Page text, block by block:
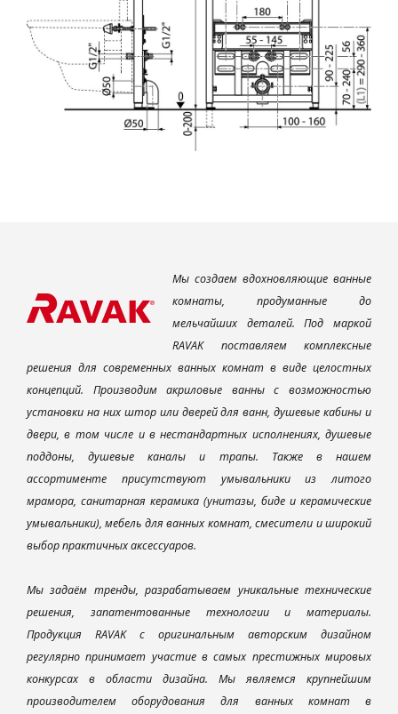
Мы создаем вдохновляющие ванные
комнаты, продуманные до
мельчайших деталей. Под маркой
RAVAK поставляем комплексные
решения для современных ванных комнат в виде целостных
концепций. Производим акриловые ванны с возможностью
установки на них штор или дверей для ванн, душевые кабины и
двери, в том числе и в нестандартных исполнениях, душевые
поддоны, душевые каналы и трапы. Также в нашем
ассортименте присутствуют умывальники из литого
мрамора, санитарная керамика (унитазы, биде и керамические
умывальники), мебель для ванных комнат, смесители и широкий
выбор практичных аксессуаров.
Мы задаём тренды, разрабатываем уникальные технические
решения, запатентованные технологии и материалы.
Продукция RAVAK с оригинальным авторским дизайном
регулярно принимает участие в самых престижных мировых
конкурсах в области дизайна. Мы являемся крупнейшим
производителем оборудования для ванных комнат в